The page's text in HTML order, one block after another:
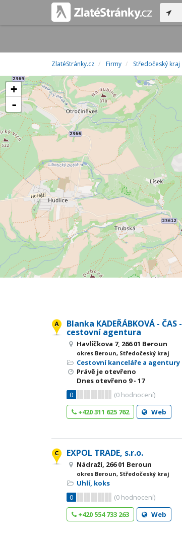
ZlatéStránky.cz Firmy Středočeský kraj
+
-
Blanka KADEŘÁBKOVÁ - ČAS -
cestovní agentura
Havlíčkova 7, 266 01 Beroun
okres Beroun, Středočeský kraj
Cestovní kanceláře a agentury
Právě je otevřeno
Dnes otevřeno 9 - 17
0
(0 hodnocení)
+420 311 625 762
Web
EXPOL TRADE, s.r.o.
Nádraží, 266 01 Beroun
okres Beroun, Středočeský kraj
Uhlí, koks
0
(0 hodnocení)
+420 554 733 263
Web